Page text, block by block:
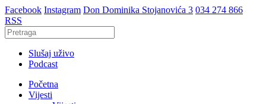
Facebook Instagram Don Dominika Stojanovića 3 034 274 866
RSS
Slušaj uživo
Podcast
Početna
Vijesti